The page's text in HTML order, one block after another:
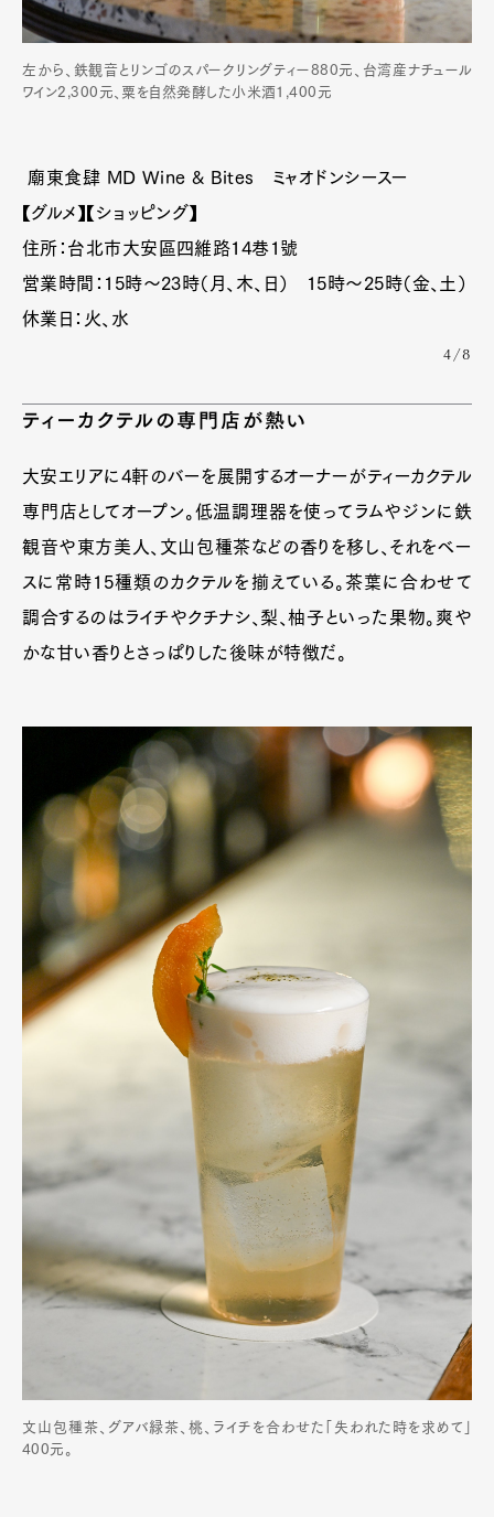
左から、鉄観音とリンゴのスパークリングティー880元、台湾産ナチュール
ワイン2,300元、粟を自然発酵した小米酒1,400元
廟東食肆 MD Wine & Bites ミャオドンシースー
【グルメ】【ショッピング】
住所：台北市大安區四維路14巷1號
営業時間：15時〜23時（月、木、日） 15時〜25時（金、土）
休業日：火、水
4/8
ティーカクテルの専門店が熱い
大安エリアに4軒のバーを展開するオーナーがティーカクテル
専門店としてオープン。低温調理器を使ってラムやジンに鉄
観音や東方美人、文山包種茶などの香りを移し、それをベー
スに常時15種類のカクテルを揃えている。茶葉に合わせて
調合するのはライチやクチナシ、梨、柚子といった果物。爽や
かな甘い香りとさっぱりした後味が特徴だ。
文山包種茶、グアバ緑茶、桃、ライチを合わせた「失われた時を求めて」
400元。